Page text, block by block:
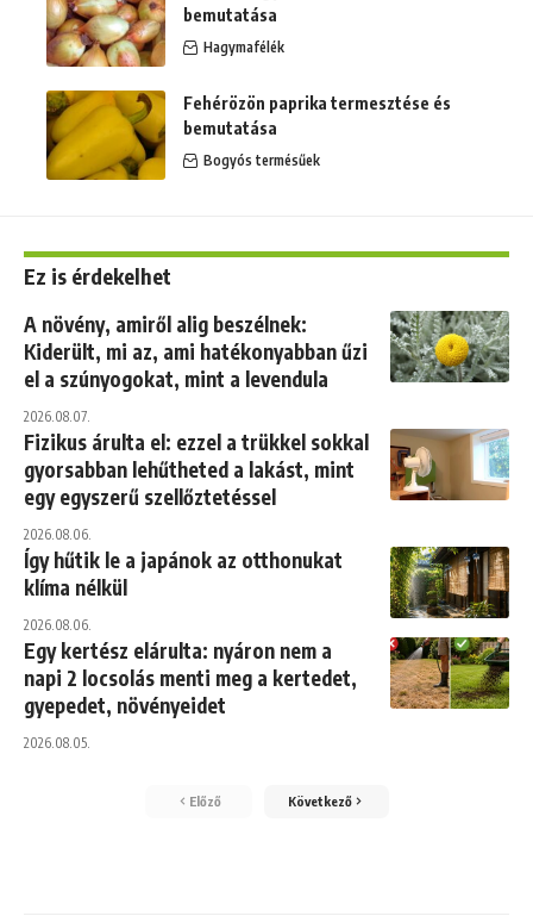
bemutatása
Hagymafélék
Fehérözön paprika termesztése és
bemutatása
Bogyós termésűek
Ez is érdekelhet
A növény, amiről alig beszélnek:
Kiderült, mi az, ami hatékonyabban űzi
el a szúnyogokat, mint a levendula
2026.08.07.
Fizikus árulta el: ezzel a trükkel sokkal
gyorsabban lehűtheted a lakást, mint
egy egyszerű szellőztetéssel
2026.08.06.
Így hűtik le a japánok az otthonukat
klíma nélkül
2026.08.06.
Egy kertész elárulta: nyáron nem a
napi 2 locsolás menti meg a kertedet,
gyepedet, növényeidet
2026.08.05.
Előző Következő